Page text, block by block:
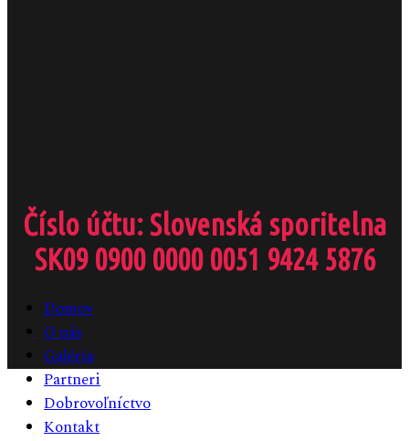
Číslo účtu: Slovenská sporitelna
SK09 0900 0000 0051 9424 5876
Domov
O nás
Galéria
Partneri
Dobrovoľníctvo
Kontakt